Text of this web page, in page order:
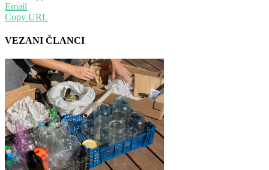
Email
Copy URL
VEZANI ČLANCI